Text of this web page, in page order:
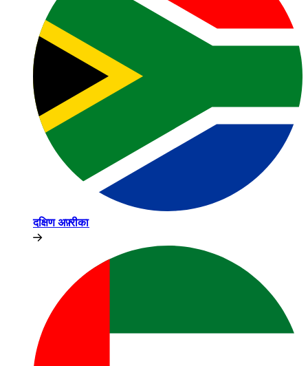
दक्षिण अफ़्रीका​​